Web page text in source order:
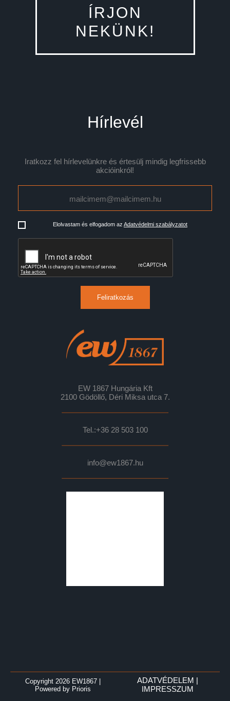
ÍRJON
NEKÜNK!
Hírlevél
Iratkozz fel hírlevelünkre és értesülj mindig legfrissebb
akcióinkról!
Elolvastam és elfogadom az Adatvédelmi szabályzatot
Feliratkozás
EW 1867 Hungária Kft
2100 Gödöllő, Déri Miksa utca 7.
Tel.:+36 28 503 100
info@ew1867.hu
Copyright 2026 EW1867
Powered by Prioris
ADATVÉDELEM
IMPRESSZUM